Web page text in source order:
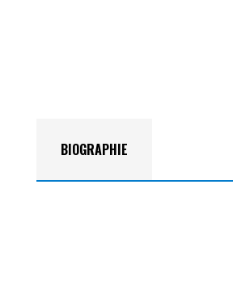
BIOGRAPHIE